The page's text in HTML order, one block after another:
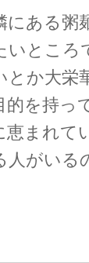
ある粥
いところ
とか大栄
的を持っ
恵まれて
人がいる